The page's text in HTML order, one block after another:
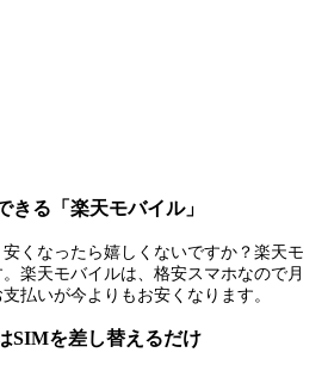
きる「楽天モバイル」
くなったら嬉しくないですか？楽天モ
楽天モバイルは、格安スマホなので月
払いが今よりもお安くなります。
SIMを差し替えるだけ